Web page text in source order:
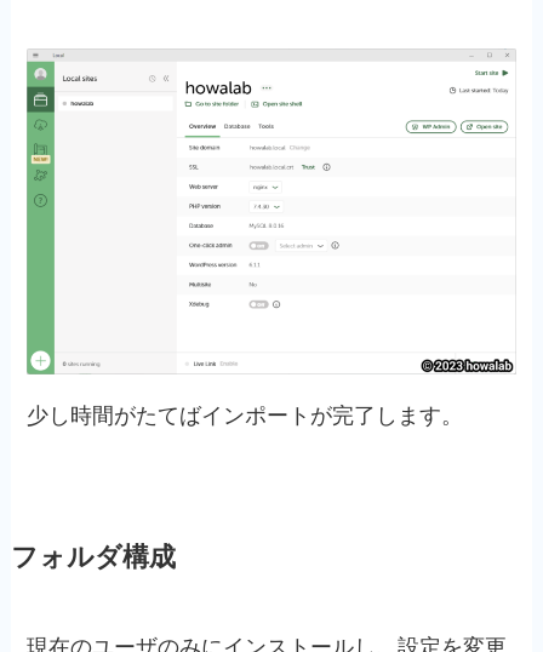
少し時間がたてばインポートが完了します。
フォルダ構成